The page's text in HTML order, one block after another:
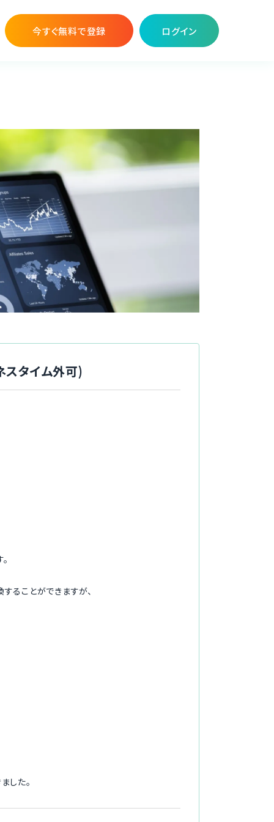
今すぐ無料で登録 ログイン
スタイム外可)
ることができますが、
した。